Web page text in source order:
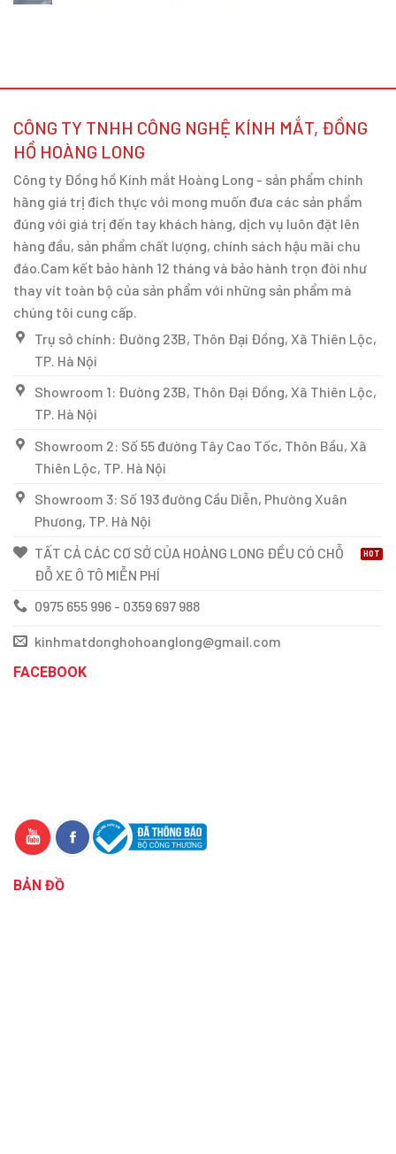
CÔNG TY TNHH CÔNG NGHỆ KÍNH MẮT, ĐỒNG
HỒ HOÀNG LONG
Công ty Đồng hồ Kính mắt Hoàng Long - sản phẩm chính
hãng giá trị đích thực với mong muốn đưa các sản phẩm
đúng với giá trị đến tay khách hàng, dịch vụ luôn đặt lên
hàng đầu, sản phẩm chất lượng, chính sách hậu mãi chu
đáo.Cam kết bảo hành 12 tháng và bảo hành trọn đời như
thay vít toàn bộ của sản phẩm với những sản phẩm mà
chúng tôi cung cấp.
Trụ sở chính: Đường 23B, Thôn Đại Đồng, Xã Thiên Lộc,
TP. Hà Nội
Showroom 1: Đường 23B, Thôn Đại Đồng, Xã Thiên Lộc,
TP. Hà Nội
Showroom 2: Số 55 đường Tây Cao Tốc, Thôn Bầu, Xã
Thiên Lộc, TP. Hà Nội
Showroom 3: Số 193 đường Cầu Diễn, Phường Xuân
Phương, TP. Hà Nội
TẤT CẢ CÁC CƠ SỞ CỦA HOÀNG LONG ĐỀU CÓ CHỖ
ĐỖ XE Ô TÔ MIỄN PHÍ
0975 655 996 - 0359 697 988
kinhmatdonghohoanglong@gmail.com
FACEBOOK
BẢN ĐỒ